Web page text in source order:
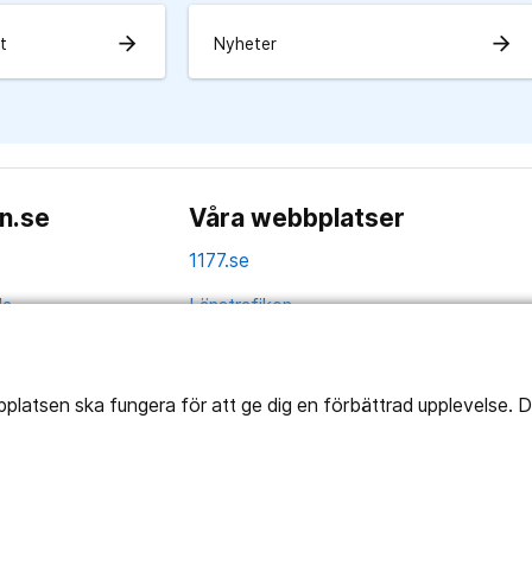
ska fungera för att ge dig en förbättrad upplevelse.
arrow_forward Nyheter arrow_forward
Våra webbplatser
1177.se
Länstrafiken